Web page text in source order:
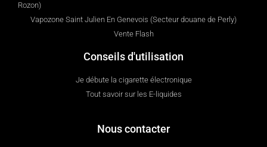
Rozon)
Vapozone Saint Julien En Genevois (Secteur douane de Perly)
Vente Flash
Conseils d'utilisation
Je débute la cigarette électronique
Tout savoir sur les E-liquides
Nous contacter